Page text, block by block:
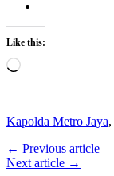
Like this:
Loading…
Kapolda Metro Jaya,
← Previous article
Next article →